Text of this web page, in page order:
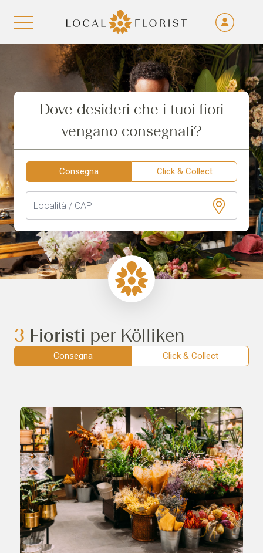
Aller au contenu
Dove desideri che i tuoi fiori
vengano consegnati?
Consegna Click & Collect
3 Fioristi per Kölliken
Consegna Click & Collect